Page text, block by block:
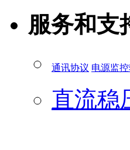
服务和支
通讯协议 电源监
直流稳